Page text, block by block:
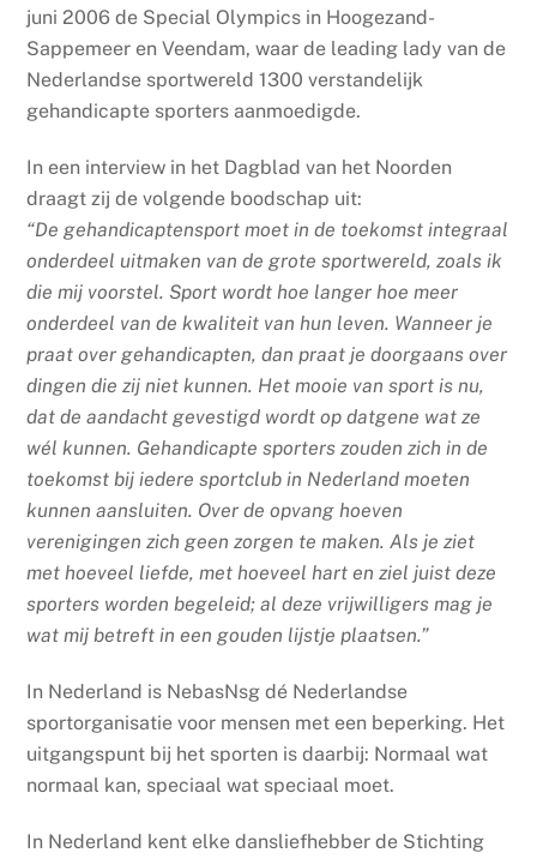
juni 2006 de Special Olympics in Hoogezand-
Sappemeer en Veendam, waar de leading lady van de
Nederlandse sportwereld 1300 verstandelijk
gehandicapte sporters aanmoedigde.
In een interview in het Dagblad van het Noorden
draagt zij de volgende boodschap uit:
“De gehandicaptensport moet in de toekomst integraal
onderdeel uitmaken van de grote sportwereld, zoals ik
die mij voorstel. Sport wordt hoe langer hoe meer
onderdeel van de kwaliteit van hun leven. Wanneer je
praat over gehandicapten, dan praat je doorgaans over
dingen die zij niet kunnen. Het mooie van sport is nu,
dat de aandacht gevestigd wordt op datgene wat ze
wél kunnen. Gehandicapte sporters zouden zich in de
toekomst bij iedere sportclub in Nederland moeten
kunnen aansluiten. Over de opvang hoeven
verenigingen zich geen zorgen te maken. Als je ziet
met hoeveel liefde, met hoeveel hart en ziel juist deze
sporters worden begeleid; al deze vrijwilligers mag je
wat mij betreft in een gouden lijstje plaatsen.”
In Nederland is NebasNsg dé Nederlandse
sportorganisatie voor mensen met een beperking. Het
uitgangspunt bij het sporten is daarbij: Normaal wat
normaal kan, speciaal wat speciaal moet.
In Nederland kent elke dansliefhebber de Stichting